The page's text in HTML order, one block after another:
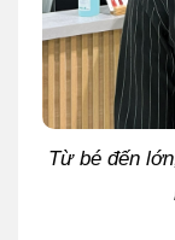
Từ bé đến